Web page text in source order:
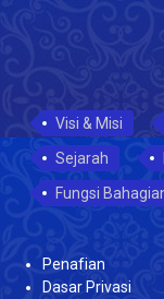
Visi & Misi
Sejarah
Fungsi
Penafian
Dasar Privasi